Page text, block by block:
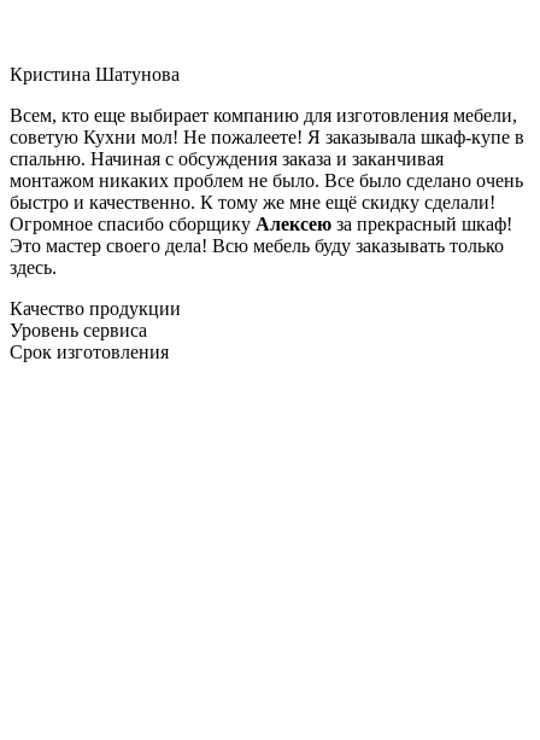
Кристина Шатунова
Всем, кто еще выбирает компанию для изготовления мебели,
советую Кухни мол! Не пожалеете! Я заказывала шкаф-купе в
спальню. Начиная с обсуждения заказа и заканчивая
монтажом никаких проблем не было. Все было сделано очень
быстро и качественно. К тому же мне ещё скидку сделали!
Огромное спасибо сборщику Алексею за прекрасный шкаф!
Это мастер своего дела! Всю мебель буду заказывать только
здесь.
Качество продукции
Уровень сервиса
Срок изготовления